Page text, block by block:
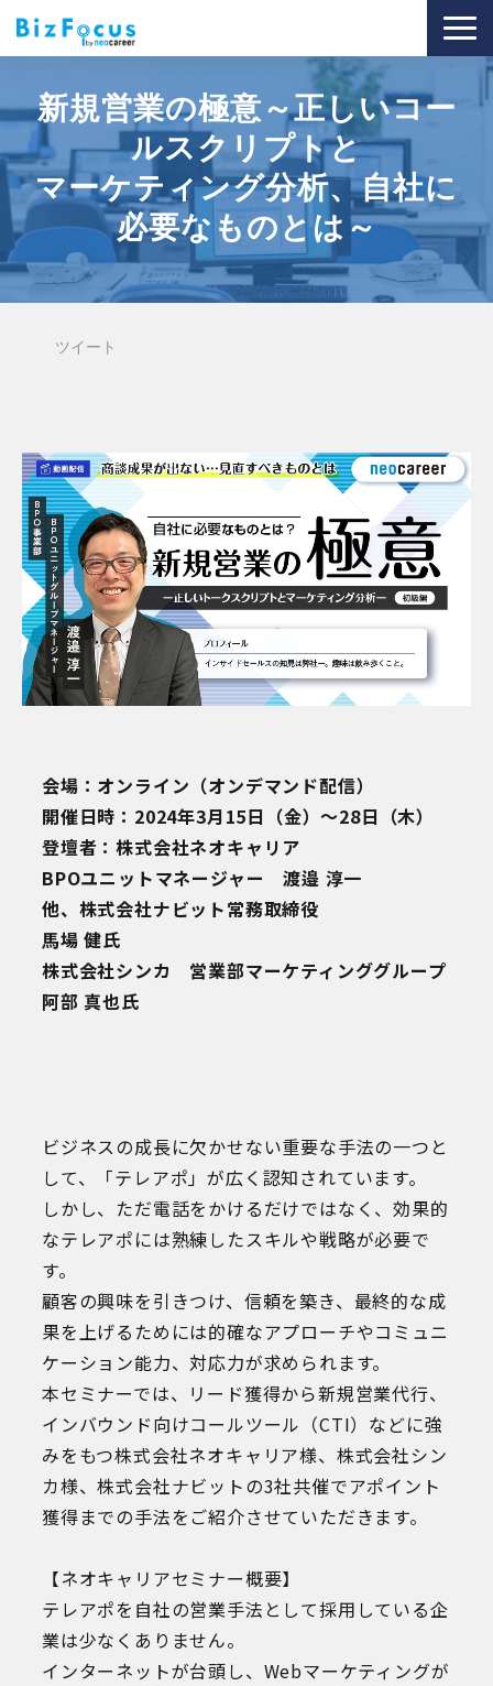
サービス
ブログ
セミナー
資料ダウンロード
新規営業の極意～正しいコー
ルスクリプトと
マーケティング分析、自社に
必要なものとは～
ツイート
会場：オンライン（オンデマンド配信）
開催日時：2024年3月15日（金）～28日（木）
登壇者：株式会社ネオキャリア
BPOユニットマネージャー 渡邉 淳一
他、株式会社ナビット常務取締役
馬場 健氏
株式会社シンカ 営業部マーケティンググループ
阿部 真也氏
ビジネスの成長に欠かせない重要な手法の一つと
して、「テレアポ」が広く認知されています。
しかし、ただ電話をかけるだけではなく、効果的
なテレアポには熟練したスキルや戦略が必要で
す。
顧客の興味を引きつけ、信頼を築き、最終的な成
果を上げるためには的確なアプローチやコミュニ
ケーション能力、対応力が求められます。
本セミナーでは、リード獲得から新規営業代行、
インバウンド向けコールツール（CTI）などに強
みをもつ株式会社ネオキャリア様、株式会社シン
カ様、株式会社ナビットの3社共催でアポイント
獲得までの手法をご紹介させていただきます。
【ネオキャリアセミナー概要】
テレアポを自社の営業手法として採用している企
業は少なくありません。
インターネットが台頭し、Webマーケティングが